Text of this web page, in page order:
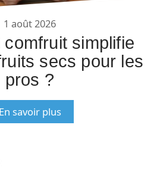
1 août 2026
comfruit simplifie
secs pour les
pros ?
En savoir plus